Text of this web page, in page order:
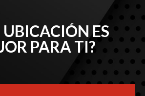
UBICACIÓN ES
PARA TI?